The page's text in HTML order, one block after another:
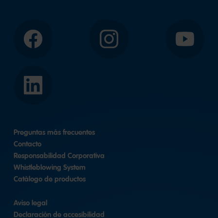
Facebook Instagram YouTube
LinkedIn
Preguntas más frecuentes
Contacto
Responsabilidad Corporativa
Whistleblowing System
Catálogo de productos
Aviso legal
Declaración de accesibilidad